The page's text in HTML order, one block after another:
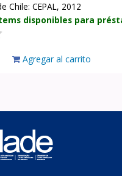
Chile: CEPAL, 2012
disponibles para
Agregar al carrito